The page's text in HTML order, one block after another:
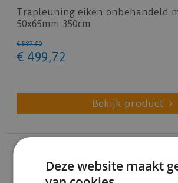
Trapleuning eiken onbehandeld
50x65mm 350cm
€ 587,90
€ 499,72
Bekijk product
Deze website maakt